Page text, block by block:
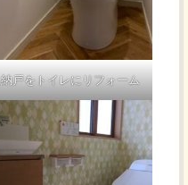
納戸をトイレにリフォーム